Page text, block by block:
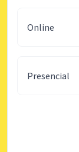
Online
Presencial